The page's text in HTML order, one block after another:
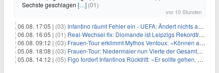
Sechste geschlagen […] (01)
vor 10 Stunden
06.08. 17:05 | (03) Infantino räumt Fehler ein - UEFA: Ändert nichts an Boykott
06.08. 16:05 | (01) Real-Wechsel fix: Diomande ist Leipzigs Rekordtransfer
06.08. 09:12 | (03) Frauen-Tour erklimmt Mythos Ventoux: «Können alles schaffen»
05.08. 18:08 | (03) Frauen-Tour: Niedermaier nun Vierte der Gesamtwertung
05.08. 14:12 | (05) Figo fordert Infantinos Rücktritt: «Er sollte gehen. Jetzt»